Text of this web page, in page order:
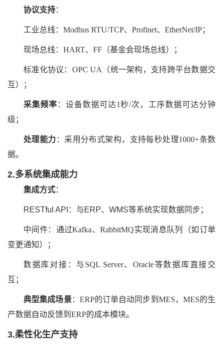
协议支持：
工业总线：Modbus RTU/TCP、Profinet、EtherNet/IP；
现场总线：HART、FF（基金会现场总线）；
标准化协议：OPC UA（统一架构，支持跨平台数据交
互）；
采集频率 ：设备数据可达1秒/次，工序数据可达分钟
级；
处理能力 ：采用分布式架构，支持每秒处理1000+条数
据。
2.多系统集成能力
集成方式：
RESTful API：与ERP、WMS等系统实现数据同步；
中间件：通过Kafka、RabbitMQ实现消息队列（如订单
变更通知）；
数据库对接：与SQL Server、Oracle等数据库直接交
互；
典型集成场景：ERP的订单自动同步到MES，MES的生
产数据自动反馈到ERP的成本模块。
3.柔性化生产支持